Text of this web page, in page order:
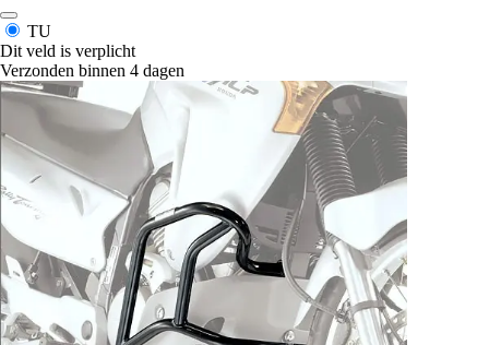
TU
Dit veld is verplicht
Verzonden binnen 4 dagen